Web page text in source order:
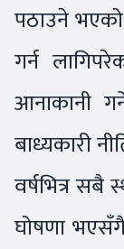
पठाउने
गर्न
आनाकानी
बाध्यकारी
वर्षभित्र सबै
घोषणा